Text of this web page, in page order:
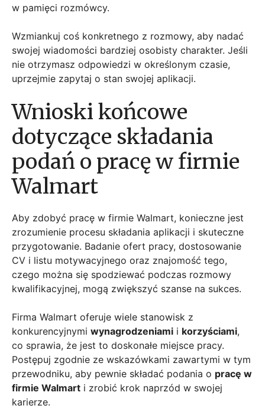
w pamięci rozmówcy.
Wzmiankuj coś konkretnego z rozmowy, aby nadać
swojej wiadomości bardziej osobisty charakter. Jeśli
nie otrzymasz odpowiedzi w określonym czasie,
uprzejmie zapytaj o stan swojej aplikacji.
Wnioski końcowe
dotyczące składania
podań o pracę w firmie
Walmart
Aby zdobyć pracę w firmie Walmart, konieczne jest
zrozumienie procesu składania aplikacji i skuteczne
przygotowanie. Badanie ofert pracy, dostosowanie
CV i listu motywacyjnego oraz znajomość tego,
czego można się spodziewać podczas rozmowy
kwalifikacyjnej, mogą zwiększyć szanse na sukces.
Firma Walmart oferuje wiele stanowisk z
konkurencyjnymi wynagrodzeniami i korzyściami,
co sprawia, że jest to doskonałe miejsce pracy.
Postępuj zgodnie ze wskazówkami zawartymi w tym
przewodniku, aby pewnie składać podania o pracę w
firmie Walmart i zrobić krok naprzód w swojej
karierze.